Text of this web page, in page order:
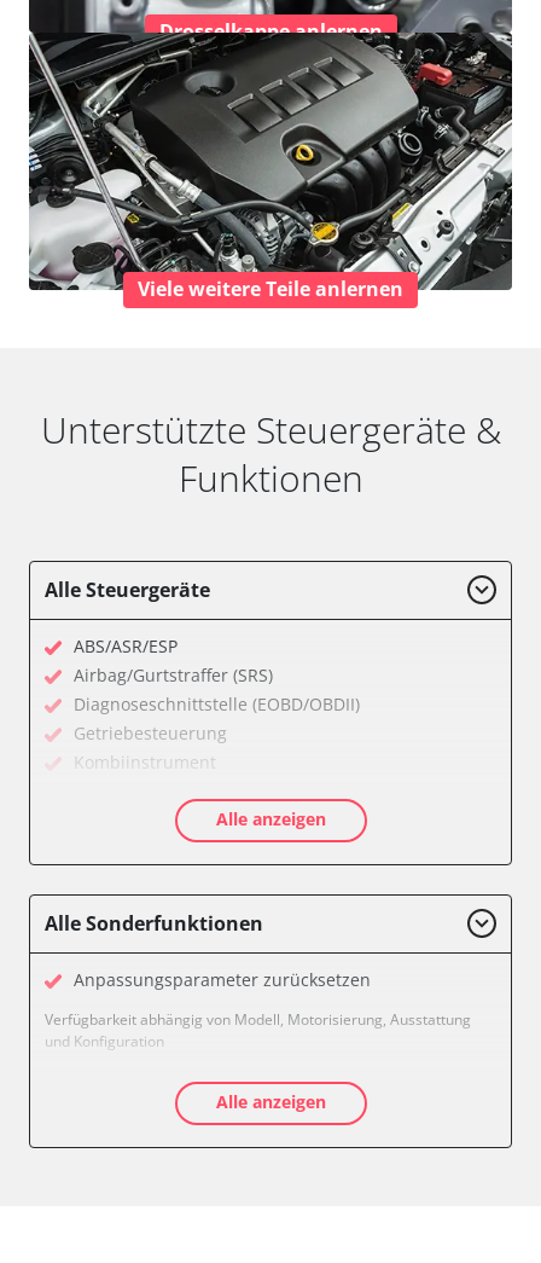
Drosselkappe anlernen
Viele weitere Teile anlernen
Unterstützte Steuergeräte &
Funktionen
Alle Steuergeräte
ABS/ASR/ESP
Airbag/Gurtstraffer (SRS)
Diagnoseschnittstelle (EOBD/OBDII)
Getriebesteuerung
Kombiinstrument
Motorsteuerung (EMS)
und Konfiguration
Alle anzeigen
Alle Sonderfunktionen
Anpassungsparameter zurücksetzen
Verfügbarkeit abhängig von Modell, Motorisierung, Ausstattung
und Konfiguration
Alle anzeigen